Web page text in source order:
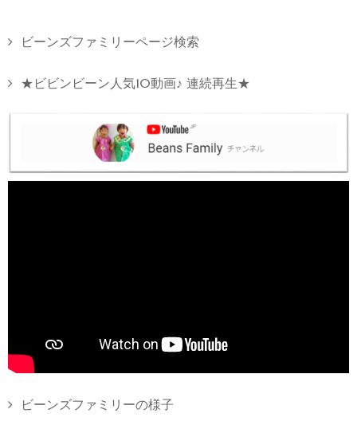
ビーンズファミリーページ検索
★ビビンビーン人気10動画♪ 連続再生★
ビーンズファミリーの様子